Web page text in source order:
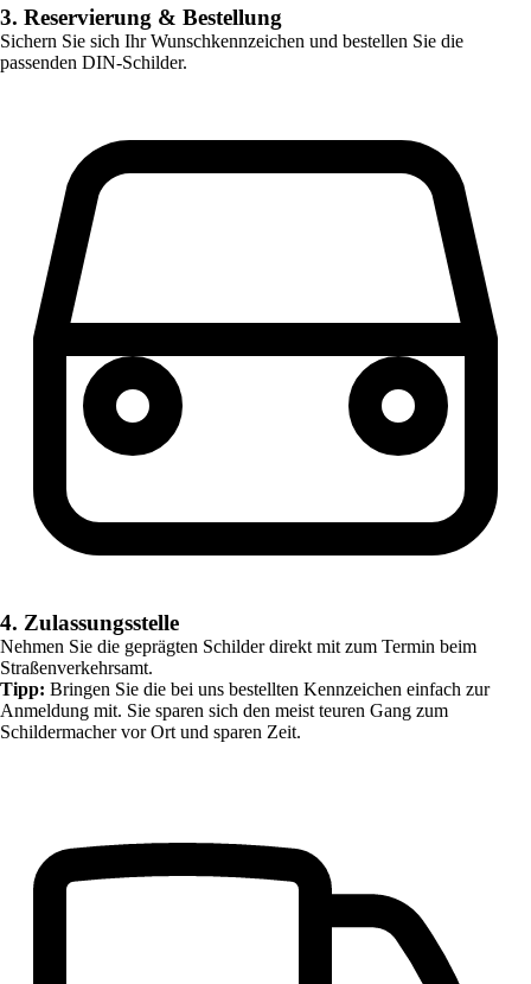
3. Reservierung & Bestellung
Sichern Sie sich Ihr Wunschkennzeichen und bestellen Sie die
passenden DIN-Schilder.
4. Zulassungsstelle
Nehmen Sie die geprägten Schilder direkt mit zum Termin beim
Straßenverkehrsamt.
Tipp: Bringen Sie die bei uns bestellten Kennzeichen einfach zur
Anmeldung mit. Sie sparen sich den meist teuren Gang zum
Schildermacher vor Ort und sparen Zeit.